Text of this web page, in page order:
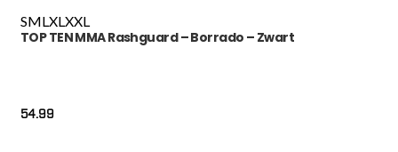
SMLXLXXL
TOP TEN MMA Rashguard – Borrado – Zwart
54.99